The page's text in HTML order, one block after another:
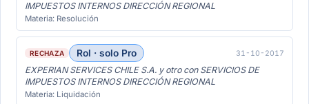
IMPUESTOS INTERNOS DIRECCIÓN REGIONAL
Materia: Resolución
RECHAZA Rol · solo Pro 31-10-2017
EXPERIAN SERVICES CHILE S.A. y otro con SERVICIOS DE
IMPUESTOS INTERNOS DIRECCIÓN REGIONAL
Materia: Liquidación